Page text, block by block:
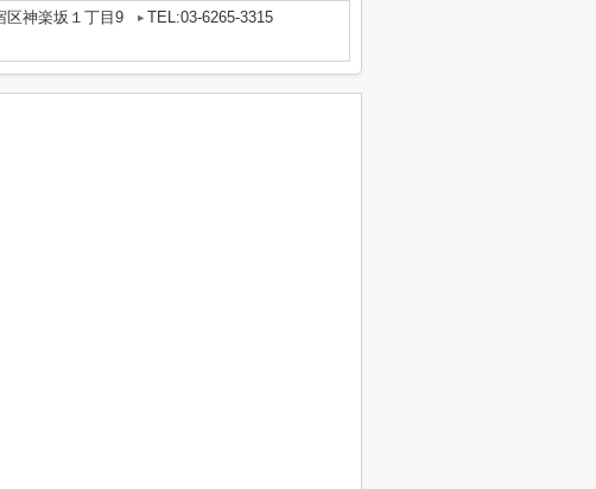
区神楽坂１丁目9
TEL:03-6265-3315